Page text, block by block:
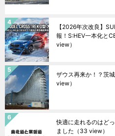
【2026年次改良】
報！S:HEV一本化と
view）
ザウス再来か！？茨
view）
快適に走れるのはど
ました （33 view）